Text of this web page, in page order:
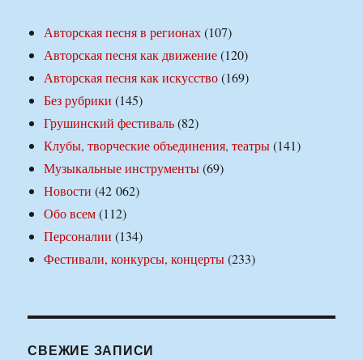
Авторская песня в регионах(107)
Авторская песня как движение(120)
Авторская песня как искусство(169)
Без рубрики (145)
Грушинский фестиваль(82)
Клубы, творческие объединения, театры(141)
Музыкальные инструменты(69)
Новости (42 062)
Обо всем(112)
Персоналии (134)
Фестивали, конкурсы, концерты(233)
СВЕЖИЕ ЗАПИСИ